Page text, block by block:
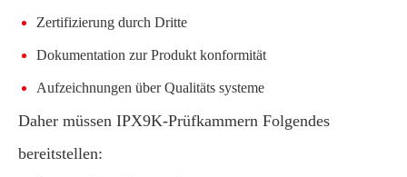
Zertifizierung durch Dritte
Dokumentation zur Produkt konformität
Aufzeichnungen über Qualitäts systeme
Daher müssen IPX9K-Prüfkammern Folgendes
bereitstellen: